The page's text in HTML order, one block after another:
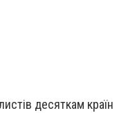
десяткам країн